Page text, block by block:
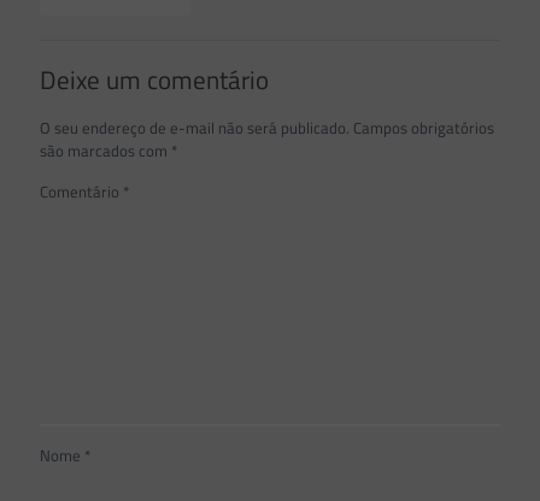
Deixe um comentário
O seu endereço de e-mail não será publicado. Campos obrigatórios
são marcados com *
Comentário *
Nome *